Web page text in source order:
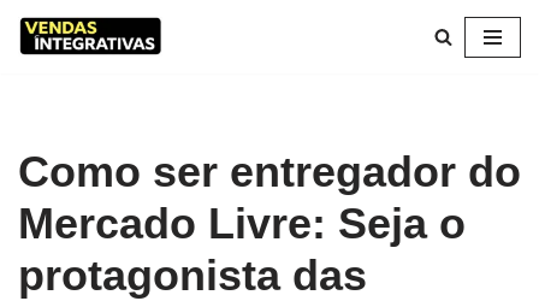
Como ser entregador do
Mercado Livre: Seja o
protagonista das